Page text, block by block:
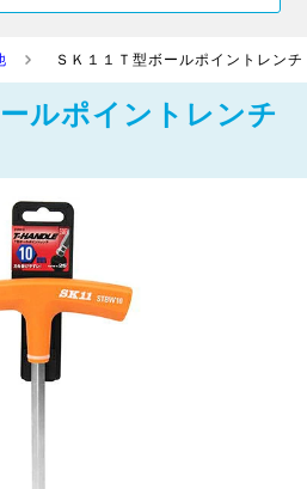
ＳＫ１１Ｔ型ボールポイントレン
ルポイントレンチ